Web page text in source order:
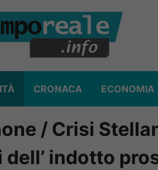
CRONACA ECONOMIA
/ Crisi
dell’ indotto